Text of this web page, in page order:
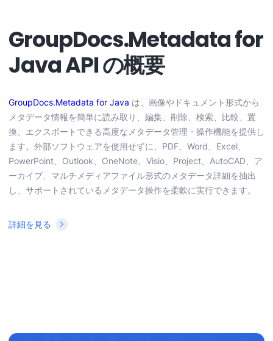
GroupDocs.Metadata for
Java API の概要
GroupDocs.Metadata for Java は、画像やドキュメント形式から
メタデータ情報を簡単に読み取り、編集、削除、検索、比較、置
換、エクスポートできる高度なメタデータ管理・操作機能を提供し
ます。外部ソフトウェアを使用せずに、PDF、Word、Excel、
PowerPoint、Outlook、OneNote、Visio、Project、AutoCAD、ア
ーカイブ、マルチメディアファイル形式のメタデータ詳細を抽出
し、サポートされているメタデータ操作を柔軟に実行できます。
詳細を見る